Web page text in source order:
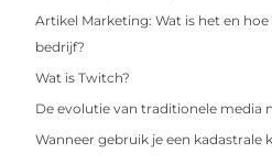
Artikel Marketing: Wat is het en
bedrijf?
Wat is Twitch?
De evolutie van traditionele media
Wanneer gebruik je een kadastrale